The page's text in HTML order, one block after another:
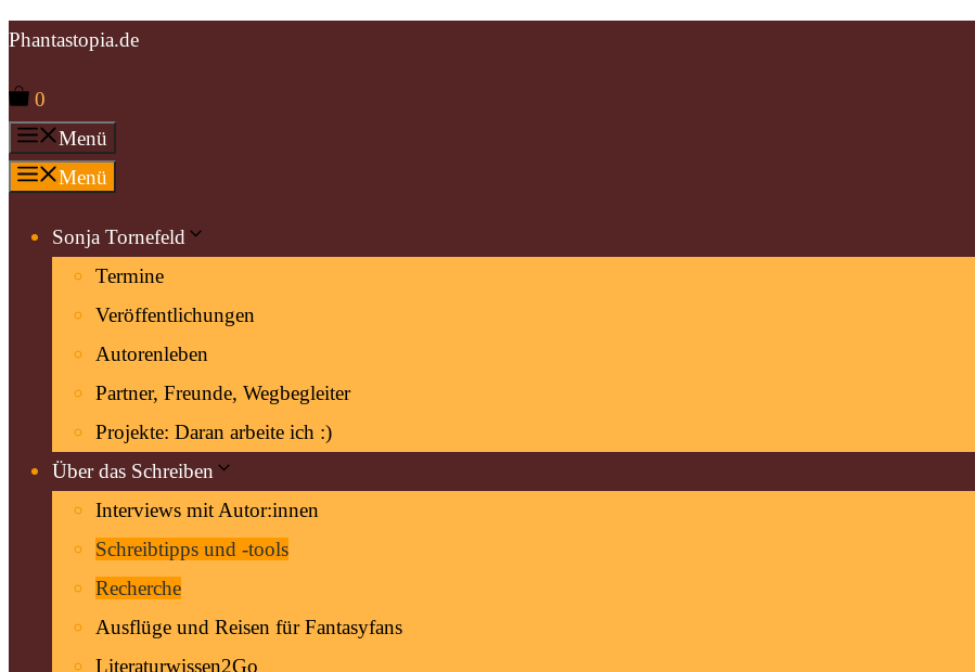
Zum
springen
Phantastopia.de
0
Menü
Menü
Sonja Tornefeld
Termine
Veröffentlichungen
Autorenleben
Partner, Freunde, Wegbegleiter
Projekte: Daran arbeite ich :)
Über das Schreiben
Interviews mit Autor:innen
Schreibtipps und -tools
Recherche
Ausflüge und Reisen für Fantasyfans
Literaturwissen2Go